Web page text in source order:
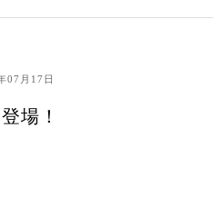
07月17日
場！